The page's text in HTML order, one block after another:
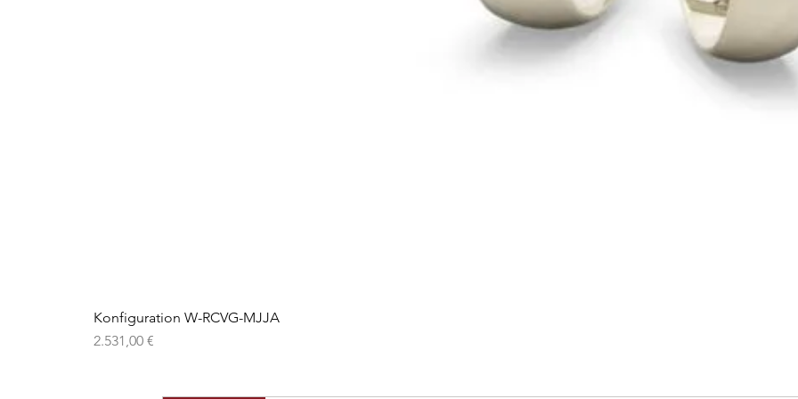
Konfiguration W-RCVG-MJJA
Preis
2.531,00 €